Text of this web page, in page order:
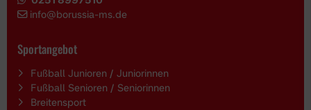
info@borussia-ms.de
Sportangebot
Fußball Junioren / Juniorinnen
Fußball Senioren / Seniorinnen
Breitensport